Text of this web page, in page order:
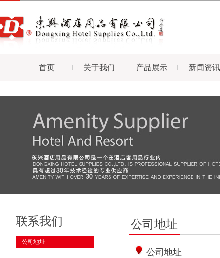
首页 关于我们 产品展示 新闻资讯
联系我们
公司地址
公司地址
公司地址